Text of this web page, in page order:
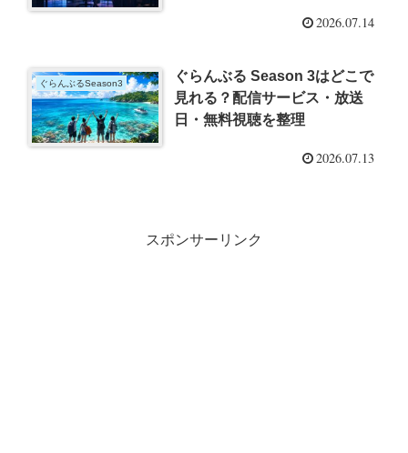
2026.07.14
ぐらんぶるSeason3
ぐらんぶる Season 3はどこで
見れる？配信サービス・放送
日・無料視聴を整理
2026.07.13
スポンサーリンク